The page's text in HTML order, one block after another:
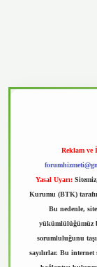
Reklam ve
Yasal Uyarı:
Kurumu (BTK)
Bu nedenle,
yükümlülüğümüz
sorumluluğunu
sayılırlar. Bu